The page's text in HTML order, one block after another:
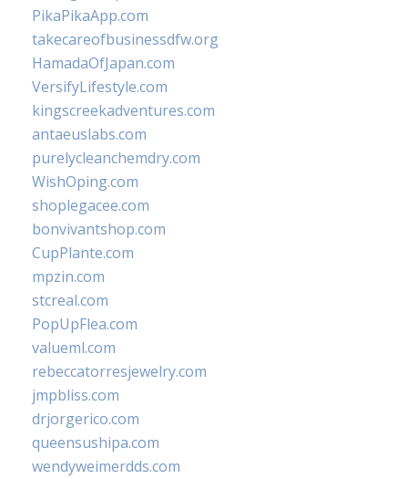
PikaPikaApp.com
takecareofbusinessdfw.org
HamadaOfJapan.com
VersifyLifestyle.com
kingscreekadventures.com
antaeuslabs.com
purelycleanchemdry.com
WishOping.com
shoplegacee.com
bonvivantshop.com
CupPlante.com
mpzin.com
stcreal.com
PopUpFlea.com
valueml.com
rebeccatorresjewelry.com
jmpbliss.com
drjorgerico.com
queensushipa.com
wendyweimerdds.com